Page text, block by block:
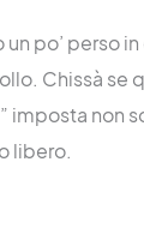
un po’ perso
Chissà se
imposta non
libero.